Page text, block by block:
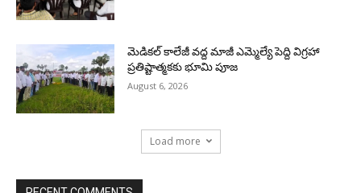
మెడికల్ కాలేజీ వద్ద మాజీ ఎమ్మెల్యే పెద్ది విగ్రహా
ప్రతిష్టాత్మకకు భూమి పూజ
August 6, 2026
Load more